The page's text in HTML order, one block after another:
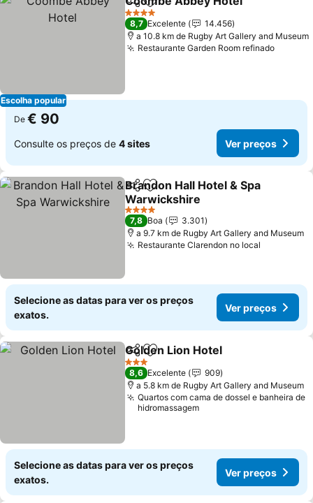
Escolha popular
PartilharAdicionar aos favoritos
4 Estrelas
8,7 Excelente
14.456
a 10.8 km de Rugby Art Gallery and Museum
Restaurante Garden Room refinadoVer
De € 90
Consulte os preços de 4 sites Ver preços
PartilharAdicionar aos favoritos
Brandon Hall Hotel & Spa
Warwickshire
Ver preços
4 Estrelas
7,8 Boa
3.301
a 9.7 km de Rugby Art Gallery and Museum
Restaurante Clarendon no local
Selecione as datas para ver os preços
exatos.
Ver preços
PartilharAdicionar aos favoritos
Golden Lion Hotel
3 Estrelas
8,6 Excelente
909
a 5.8 km de Rugby Art Gallery and Museum
Quartos com cama de dossel e banheira de
hidromassagem
Selecione as datas para ver os preços
exatos.
Ver preços